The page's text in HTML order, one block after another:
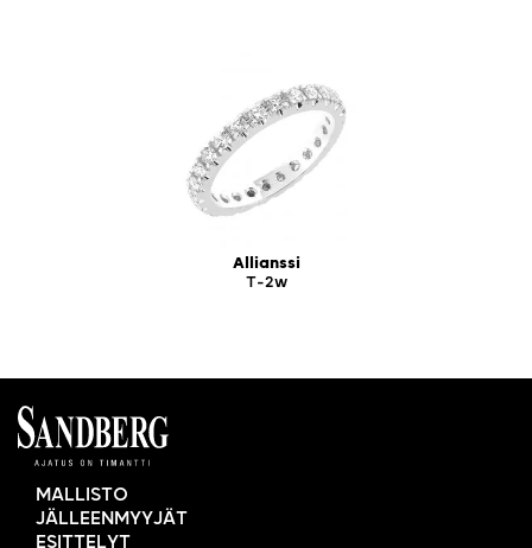
Allianssi
T-2w
MALLISTO
JÄLLEENMYYJÄT
ESITTELYT